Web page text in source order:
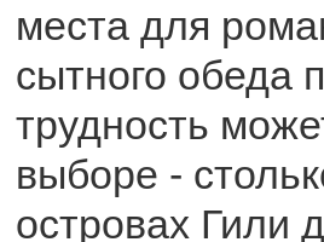
места для
сытного обеда
трудность
выборе -
островах Гили